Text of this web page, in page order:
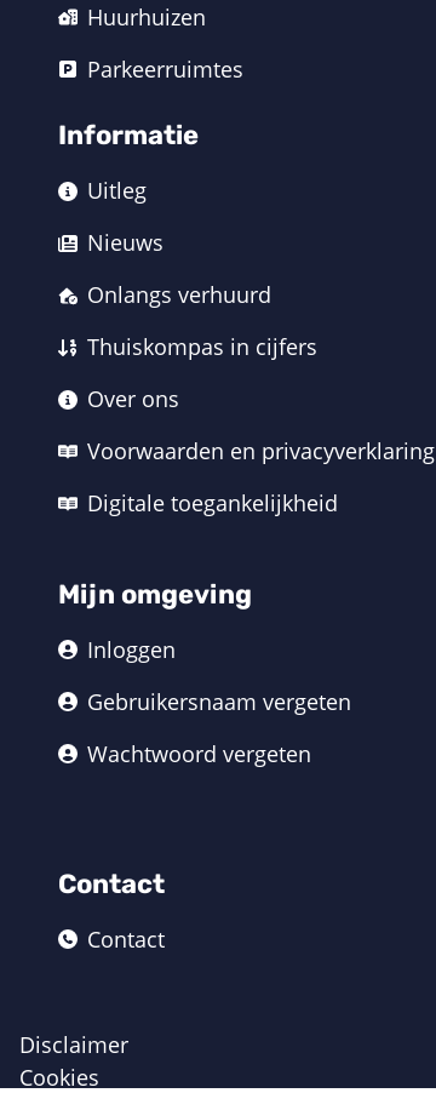
Huurhuizen
Parkeerruimtes
Informatie
Uitleg
Nieuws
Onlangs verhuurd
Thuiskompas in cijfers
Over ons
Voorwaarden en privacyverklaring
Digitale toegankelijkheid
Mijn omgeving
Inloggen
Gebruikersnaam vergeten
Wachtwoord vergeten
Contact
Contact
Disclaimer
Cookies